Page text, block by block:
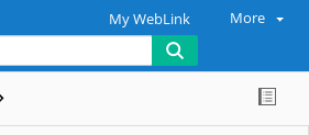
My WebLink More